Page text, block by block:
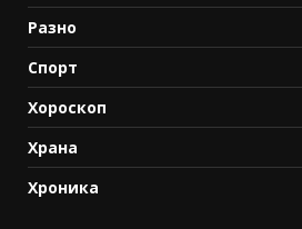
Разно
Спорт
Хороскоп
Храна
Хроника